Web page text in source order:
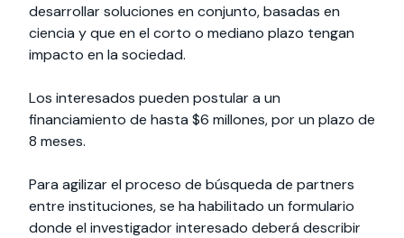
desarrollar soluciones en conjunto, basadas en
ciencia y que en el corto o mediano plazo tengan
impacto en la sociedad.
Los interesados pueden postular a un
financiamiento de hasta $6 millones, por un plazo de
8 meses.
Para agilizar el proceso de búsqueda de partners
entre instituciones, se ha habilitado un formulario
donde el investigador interesado deberá describir